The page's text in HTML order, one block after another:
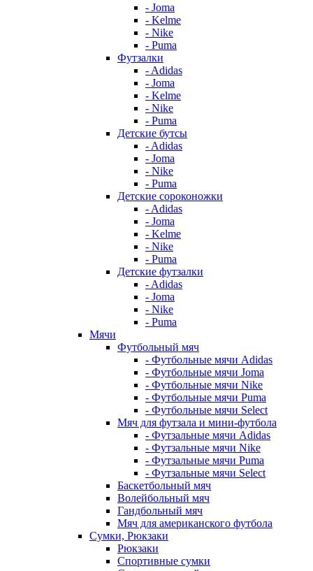
- Joma
- Kelme
- Nike
- Puma
Футзалки
- Adidas
- Joma
- Kelme
- Nike
- Puma
Детские бутсы
- Adidas
- Joma
- Nike
- Puma
Детские сороконожки
- Adidas
- Joma
- Kelme
- Nike
- Puma
Детские футзалки
- Adidas
- Joma
- Nike
- Puma
Мячи
Футбольный мяч
- Футбольные мячи Adidas
- Футбольные мячи Joma
- Футбольные мячи Nike
- Футбольные мячи Puma
- Футбольные мячи Select
Мяч для футзала и мини-футбола
- Футзальные мячи Adidas
- Футзальные мячи Nike
- Футзальные мячи Puma
- Футзальные мячи Select
Баскетбольный мяч
Волейбольный мяч
Гандбольный мяч
Мяч для американского футбола
Сумки, Рюкзаки
Рюкзаки
Спортивные сумки